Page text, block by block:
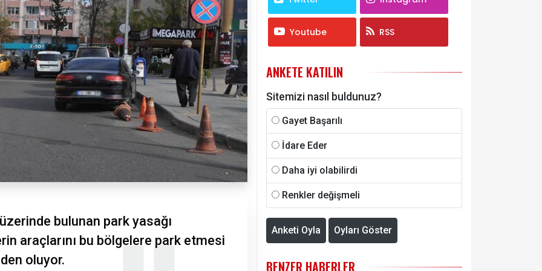
bulunan park yasağı
araçlarını bu bölgelere park etmesi
oluyor.
Youtube RSS
ANKETE KATILIN
Sitemizi nasıl buldunuz?
Gayet Başarılı
İdare Eder
Daha iyi olabilirdi
Renkler değişmeli
Anketi Oyla Oyları Göster
BENZER HABERLER